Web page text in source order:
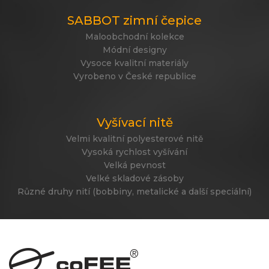
SABBOT zimní čepice
Maloobchodní kolekce
Módní designy
Vysoce kvalitní materiály
Vyrobeno v České republice
Vyšívací nitě
Velmi kvalitní polyesterové nitě
Vysoká rychlost vyšívání
Velká pevnost
Velké skladové zásoby
Různé druhy nití (bobbiny, metalické a další speciální)